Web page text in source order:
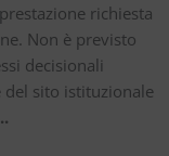
richiesta
Non è previsto
decisionali
sito istituzionale